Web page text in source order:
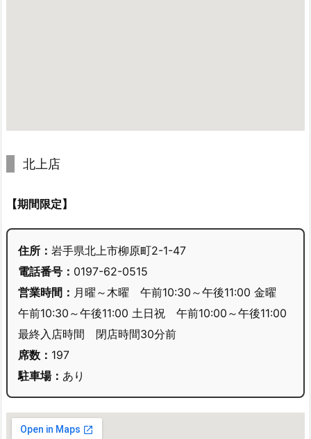
北上店
【期間限定】
住所： 岩手県北上市柳原町2-1-47
電話番号： 0197-62-0515
営業時間： 月曜～木曜 午前10:30～午後11:00 金曜
午前10:30～午後11:00 土日祝 午前10:00～午後11:00
最終入店時間 閉店時間30分前
席数： 197
駐車場： あり